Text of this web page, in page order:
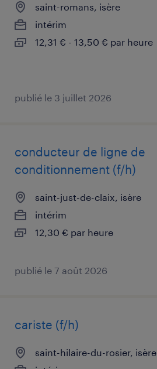
saint-romans, isère
intérim
12,31 € - 13,50 € par heure
publié le 3 juillet 2026
conducteur de ligne de
conditionnement (f/h)
saint-just-de-claix, isère
intérim
12,30 € par heure
publié le 7 août 2026
cariste (f/h)
saint-hilaire-du-rosier, isère